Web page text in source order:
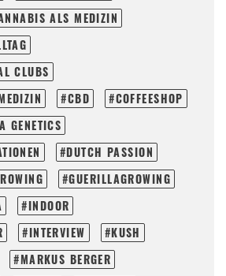
ALS MEDIZIN
CLUBS
CBD
COFFEESHOP
GENETICS
DUTCH PASSION
GUERILLAGROWING
INDOOR
INTERVIEW
KUSH
MARKUS BERGER